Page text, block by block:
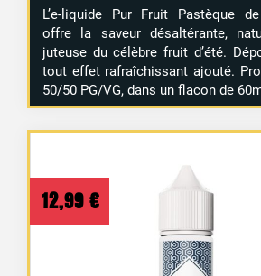
L’e-liquide Pur Fruit Pastèque
offre la saveur désaltérante,
juteuse du célèbre fruit d’été.
tout effet rafraîchissant ajouté.
50/50 PG/VG, dans un flacon de
12,99 €